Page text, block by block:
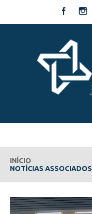
INÍCIO
NOTÍCIAS ASSOCIADOS